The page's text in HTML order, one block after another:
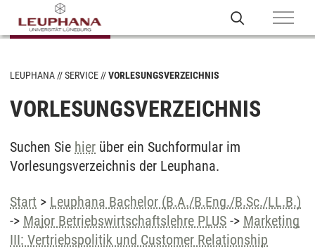
LEUPHANA SERVICE VORLESUNGSVERZEICHNIS
VORLESUNGSVERZEICHNIS
Suchen Sie hier über ein Suchformular im
Vorlesungsverzeichnis der Leuphana.
Start > Leuphana Bachelor (B.A./B.Eng./B.Sc./LL.B.)
-> Major Betriebswirtschaftslehre PLUS -> Marketing
III: Vertriebspolitik und Customer Relationship